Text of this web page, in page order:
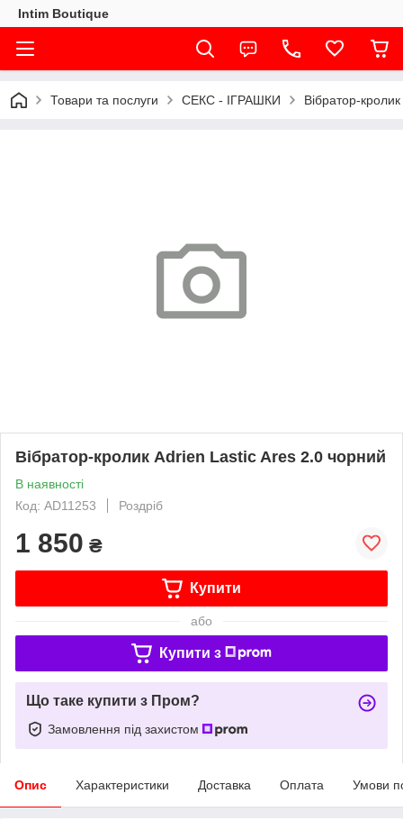
Intim Boutique
Товари та послуги СЕКС - ІГРАШКИ Вібратор-
Вібратор-кролик Adrien Lastic Ares 2.0 чорний
В наявності
Код: AD11253
Роздріб
1 850 ₴
Купити
або
Купити з
Що таке купити з Пром?
Замовлення під захистом
Опис Характеристики Доставка Оплата Умови